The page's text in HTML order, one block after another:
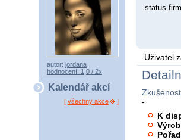
autor: jordana
hodnocení: 1,0 / 2x
Kalendář akcí
[ všechny akce ]
status
Uživatel
-
K